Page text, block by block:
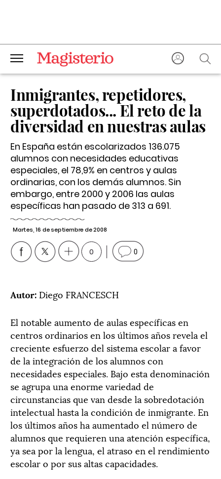
Inmigrantes, repetidores,
superdotados... El reto de la
diversidad en nuestras aulas
En España están escolarizados 136.075
alumnos con necesidades educativas
especiales, el 78,9% en centros y aulas
ordinarias, con los demás alumnos. Sin
embargo, entre 2000 y 2006 las aulas
específicas han pasado de 313 a 691.
Martes, 16 de septiembre de 2008
0 0
Autor: Diego FRANCESCH
El notable aumento de aulas específicas en
centros ordinarios en los últimos años revela el
creciente esfuerzo del sistema escolar a favor
de la integración de los alumnos con
necesidades especiales. Bajo esta denominación
se agrupa una enorme variedad de
circunstancias que van desde la sobredotación
intelectual hasta la condición de inmigrante. En
los últimos años ha aumentado el número de
alumnos que requieren una atención específica,
ya sea por la lengua, el atraso en el rendimiento
escolar o por sus altas capacidades.